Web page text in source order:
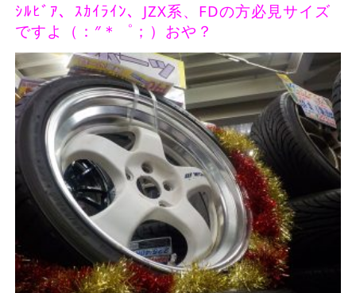
ｼﾙﾋﾞｱ、ｽｶｲﾗｲﾝ、JZX系、FDの方必見サイズ
ですよ（：″＊゜；）おや？